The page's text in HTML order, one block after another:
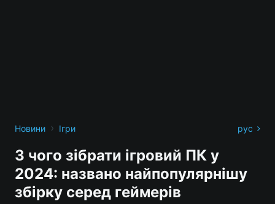
Новини › Ігри рус
З чого зібрати ігровий ПК у
2024: названо найпопулярнішу
збірку серед геймерів